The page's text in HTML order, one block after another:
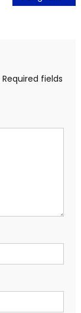
Required fields